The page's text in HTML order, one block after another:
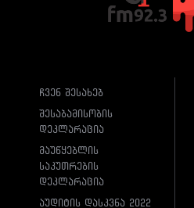
ჩვენ შესახებ
შესაბამისობის
დეკლარაცია
მაუწყებლის
საკუთრების
დეკლარაცია
აუდიტის დასკვნა 2022